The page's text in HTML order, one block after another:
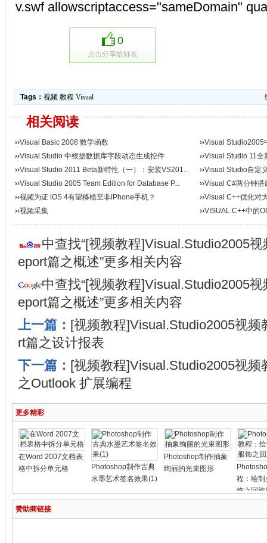
v.swf allowscriptaccess="sameDomain"
0
点击分享给好友
Tags： 视频 教程 Visual
相关阅读
››Visual Basic 2008 数学函数 ››Visual Studio2005
››Visual Studio 中根据数据库字段动态生成控件 ››Visual Studio 11全
››Visual Studio 2011 Beta新特性（一）：安装VS201... ››Visual Studio自定
››Visual Studio 2005 Team Edition for Database P... ››Visual C#两分钟搭
››视频为证 iOS 4有望移植至非iPhone手机？ ››Visual C++优化对
››视频采集 ››VISUAL C++中的
中查找“[视频教程]Visual.Studio2005
eport篇之概述”更多相关内容
中查找“[视频教程]Visual.Studio2005
eport篇之概述”更多相关内容
上一篇： [视频教程]Visual.Studio2005视频
rt篇之设计报表
下一篇： [视频教程]Visual.Studio2005视频
之Outlook 扩展编程
更多精彩
在Word 2007文档表
格中拆分单元格
Photoshop制作古典
水墨艺术签名效果(1)
Photoshop制作抽象
绚丽的光束图形
程：绘制
饰之回族
赞助商链接